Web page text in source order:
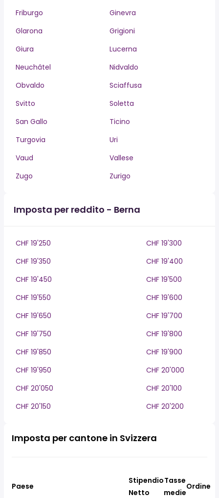
Friburgo
Ginevra
Glarona
Grigioni
Giura
Lucerna
Neuchâtel
Nidvaldo
Obvaldo
Sciaffusa
Svitto
Soletta
San Gallo
Ticino
Turgovia
Uri
Vaud
Vallese
Zugo
Zurigo
Imposta per reddito - Berna
CHF 19'250
CHF 19'300
CHF 19'350
CHF 19'400
CHF 19'450
CHF 19'500
CHF 19'550
CHF 19'600
CHF 19'650
CHF 19'700
CHF 19'750
CHF 19'800
CHF 19'850
CHF 19'900
CHF 19'950
CHF 20'000
CHF 20'050
CHF 20'100
CHF 20'150
CHF 20'200
Imposta per cantone in Svizzera
Paese
Stipendio
Netto
Tasse
medie
Ordine